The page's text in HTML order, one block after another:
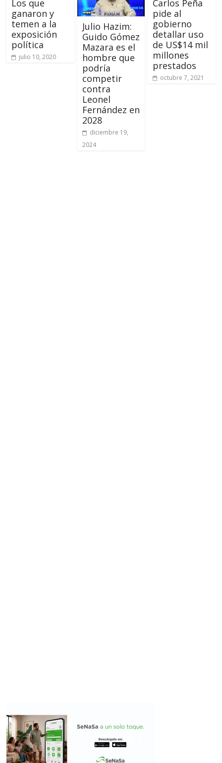
Los que
ganaron y
temen a la
exposición
política
julio 10, 2020
Julio Hazim:
Guido Gómez
Mazara es el
hombre que
podría
competir
contra
Leonel
Fernández en
2028
diciembre 19,
2024
Carlos Peña
pide al
gobierno
detallar uso
de US$14 mil
millones
prestados
octubre 7, 2021